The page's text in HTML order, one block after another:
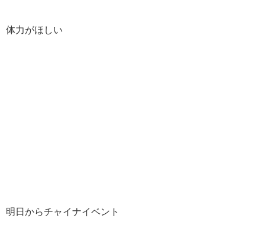
体力がほしい
明日からチャイナイベント